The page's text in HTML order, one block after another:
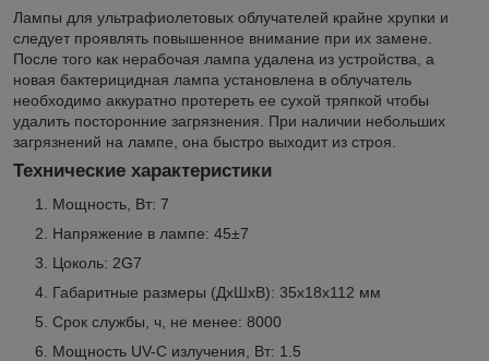
Лампы для ультрафиолетовых облучателей крайне хрупки и
следует проявлять повышенное внимание при их замене.
После того как нерабочая лампа удалена из устройства, а
новая бактерицидная лампа установлена в облучатель
необходимо аккуратно протереть ее сухой тряпкой чтобы
удалить посторонние загрязнения. При наличии небольших
загрязнений на лампе, она быстро выходит из строя.
Технические характеристики
Мощность, Вт: 7
Напряжение в лампе: 45±7
Цоколь: 2G7
Габаритные размеры (ДхШхВ): 35х18х112 мм
Срок службы, ч, не менее: 8000
Мощность UV-C излучения, Вт: 1.5